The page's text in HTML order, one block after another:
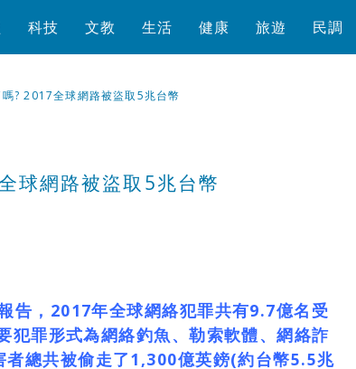
科技 文教 生活 健康 旅遊 民調
? 2017全球網路被盜取5兆台幣
球網路被盜取5兆台幣
，2017年全球網絡犯罪共有9.7億名受
罪形式為網絡釣魚、勒索軟體、網絡詐
總共被偷走了1,300億英鎊(約台幣5.5兆